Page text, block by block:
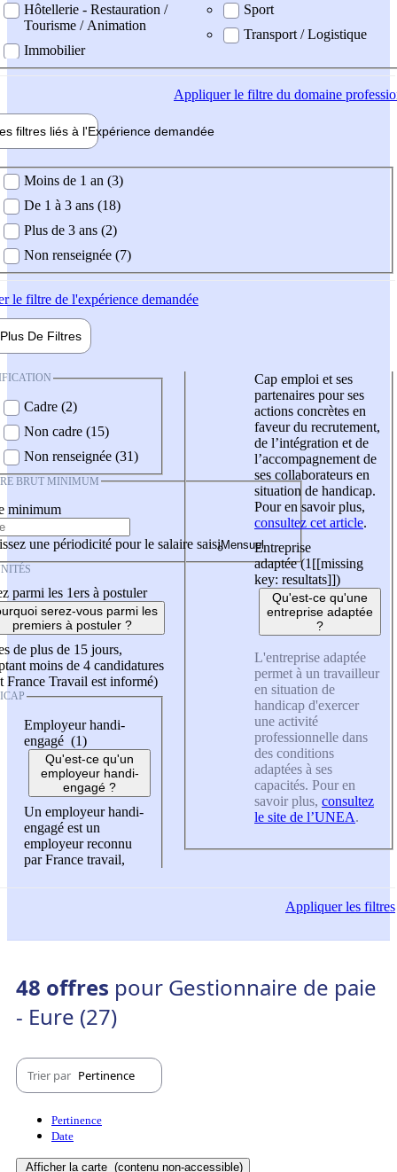
Hôtellerie - Restauration /
Tourisme / Animation
Immobilier
Sport
Transport / Logistique
Appliquerle filtre du domaine
filtres liés à l'Expérience demandée
demandée
Moins de 1 an (3)
De 1 à 3 ans (18)
Plus de 3 ans (2)
Non renseignée (7)
le filtre de l'expérience demandée
Plus De Filtres
Cadre (2)
Non cadre (15)
Non renseignée (31)
BRUT MINIMUM
minimum
une périodicité pour le salaire saisi
parmi les 1ers à postuler
serez-vous parmi les
premiers à postuler ?
de plus de 15 jours,
moins de 4 candidatures
France Travail est informé)
Employeur handi-
engagé (1)
Qu'est-ce qu'un
employeur handi-
engagé ?
Un employeur handi-
engagé est un
employeur reconnu
par France travail,
Cap emploi et ses
partenaires pour ses
actions concrètes en
faveur du recrutement,
de l’intégration et de
l’accompagnement de
ses collaborateurs en
situation de handicap.
Pour en savoir plus,
consultez cet article.
Entreprise
adaptée (1 [[missing
key: resultats]])
Qu'est-ce qu'une
entreprise adaptée
?
L'entreprise adaptée
permet à un travailleur
en situation de
handicap d'exercer
une activité
professionnelle dans
des conditions
adaptées à ses
capacités. Pour en
savoir plus, consultez
le site de l’UNEA.
Appliquerles filtres
48 offres pour Gestionnaire de paie
- Eure (27)
Trier par Pertinence
Pertinence
Date
Afficher la carte (contenu non-accessible)